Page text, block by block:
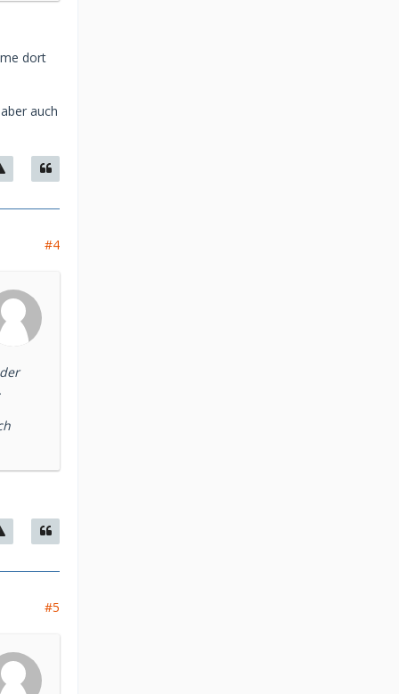
dort
auch
#4
#5